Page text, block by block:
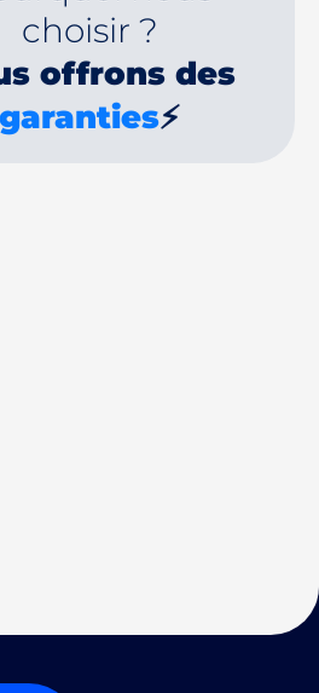
choisir ?
offrons des
garanties⚡